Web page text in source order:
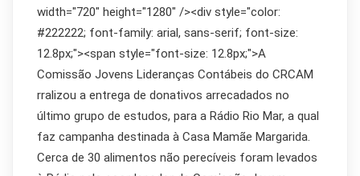
width="720" height="1280" /><div style="color:
#222222; font-family: arial, sans-serif; font-size:
12.8px;"><span style="font-size: 12.8px;">A
Comissão Jovens Lideranças Contábeis do CRCAM
rralizou a entrega de donativos arrecadados no
último grupo de estudos, para a Rádio Rio Mar, a qual
faz campanha destinada à Casa Mamãe Margarida.
Cerca de 30 alimentos não perecíveis foram levados